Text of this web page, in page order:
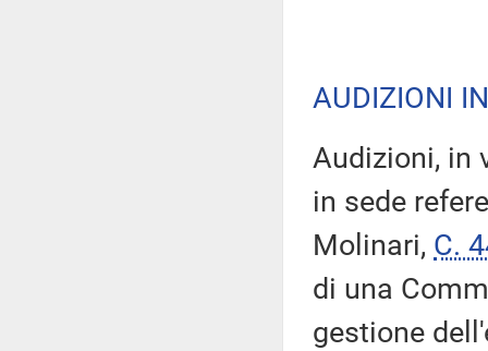
AUDIZIONI
Audizioni, in
in sede
Molinari, C.
di una
gestione